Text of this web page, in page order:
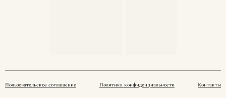
Пользовательское соглашение Политика конфиденциальности Контакты